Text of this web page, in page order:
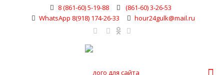
8 (861-60) 5-19-88
(861-60) 3-26-53
WhatsApp 8(918) 174-26-33
hour24gulk@mail.ru